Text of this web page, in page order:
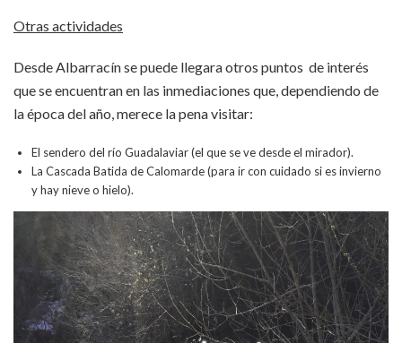
Otras actividades
Desde Albarracín se puede llegara otros puntos de interés
que se encuentran en las inmediaciones que, dependiendo de
la época del año, merece la pena visitar:
El sendero del río Guadalaviar (el que se ve desde el mirador).
La Cascada Batida de Calomarde (para ir con cuidado si es invierno
y hay nieve o hielo).